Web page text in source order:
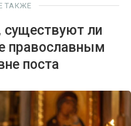
ТАКЖЕ
существуют ли
православным
поста